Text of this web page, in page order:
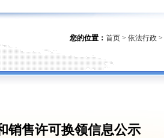
您的位置： 首页 > 依法行政 >
销售许可换领信息公示